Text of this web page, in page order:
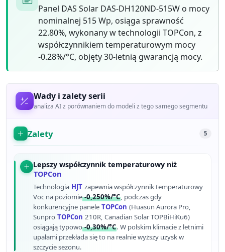
Panel DAS Solar DAS-DH120ND-515W o mocy
nominalnej 515 Wp, osiąga sprawność
22.80%, wykonany w technologii TOPCon, z
współczynnikiem temperaturowym mocy
-0.28%/°C, objęty 30-letnią gwarancją mocy.
Wady i zalety serii
analiza AI z porównaniem do modeli z tego samego segmentu
Zalety 5
Lepszy współczynnik temperaturowy niż
TOPCon
Technologia HJT zapewnia współczynnik temperaturowy
Voc na poziomie-0,250%/°C, podczas gdy
konkurencyjne panele TOPCon (Huasun Aurora Pro,
Sunpro TOPCon 210R, Canadian Solar TOPBiHiKu6)
osiągają typowo-0,30%/°C. W polskim klimacie z letnimi
upałami przekłada się to na realnie wyższy uzysk w
szczycie sezonu.